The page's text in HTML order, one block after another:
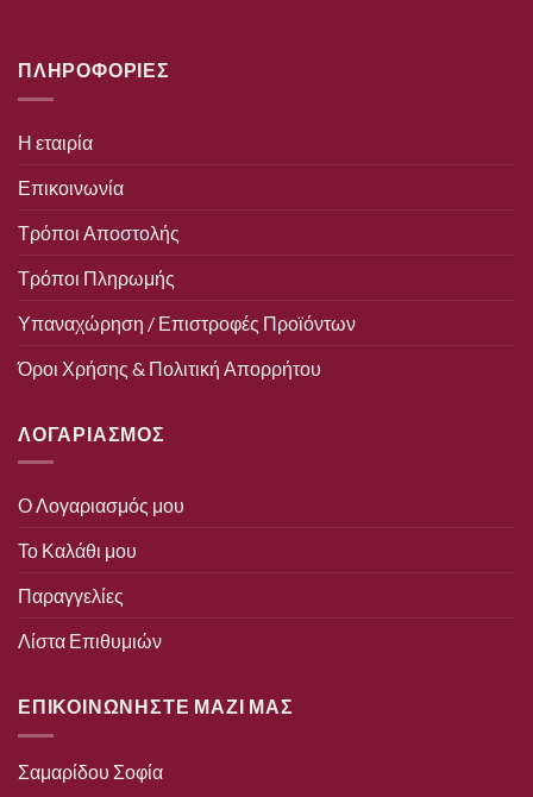
ΠΛΗΡΟΦΟΡΙΕΣ
Η εταιρία
Επικοινωνία
Τρόποι Αποστολής
Τρόποι Πληρωμής
Υπαναχώρηση / Επιστροφές Προϊόντων
Όροι Χρήσης & Πολιτική Απορρήτου
ΛΟΓΑΡΙΑΣΜΟΣ
Ο Λογαριασμός μου
Το Καλάθι μου
Παραγγελίες
Λίστα Επιθυμιών
ΕΠΙΚΟΙΝΩΝΗΣΤΕ ΜΑΖΙ ΜΑΣ
Σαμαρίδου Σοφία